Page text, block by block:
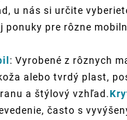
u nás si určite
ponuky pre rôzne
: Vyrobené z rôznych
alebo tvrdý plast,
a štýlový vzhľad.
často s